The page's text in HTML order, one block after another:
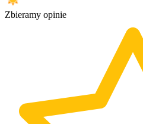
Zbieramy opinie